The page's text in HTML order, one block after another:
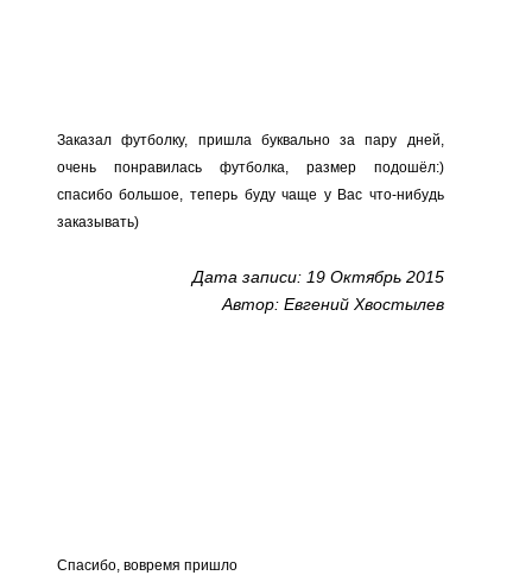
Заказал футболку, пришла буквально за пару дней,
очень понравилась футболка, размер подошёл:)
спасибо большое, теперь буду чаще у Вас что-нибудь
заказывать)
Дата записи: 19 Октябрь 2015
Автор: Евгений Хвостылев
Спасибо, вовремя пришло